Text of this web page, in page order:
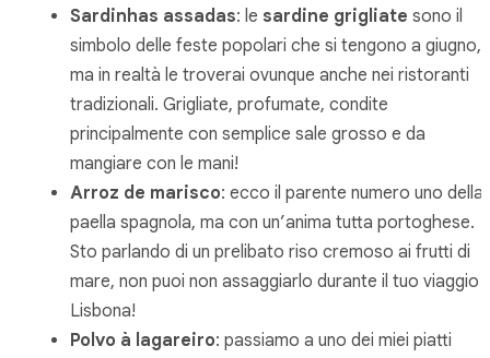
Sardinhas assadas: le sardine grigliate sono il
simbolo delle feste popolari che si tengono a giugno,
ma in realtà le troverai ovunque anche nei ristoranti
tradizionali. Grigliate, profumate, condite
principalmente con semplice sale grosso e da
mangiare con le mani!
Arroz de marisco: ecco il parente numero uno della
paella spagnola, ma con un’anima tutta portoghese.
Sto parlando di un prelibato riso cremoso ai frutti di
mare, non puoi non assaggiarlo durante il tuo viaggio
Lisbona!
Polvo à lagareiro: passiamo a uno dei miei piatti